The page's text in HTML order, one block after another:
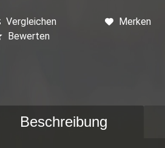
Vergleichen
Merken
Bewerten
Beschreibung